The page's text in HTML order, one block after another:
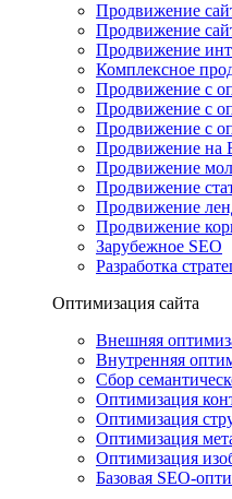
Продвижение
Продвижение
Продвижение
Комплексное
Продвижение с
Продвижение с
Продвижение с
Продвижение на
Продвижение
Продвижение
Продвижение
Продвижение
Зарубежное SEO
Разработка
Оптимизация сайта
Внешняя
Внутренняя
Сбор
Оптимизация
Оптимизация
Оптимизация
Оптимизация
Базовая SEO-